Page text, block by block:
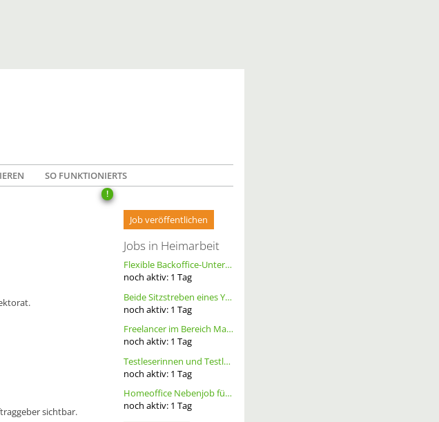
SO FUNKTIONIERTS
!
sichtbar.
Job veröffentlichen
Jobs in Heimarbeit
Flexible Backoffice-Unterstützung im Homeoffice (m/w/d)
noch aktiv: 1 Tag
Beide Sitzstreben eines YT Capra cf pro race ersetzen, Größe S, Carbon, Schwarz
noch aktiv: 1 Tag
Freelancer im Bereich Marketing
noch aktiv: 1 Tag
Testleserinnen und Testleser für neues Buch gesucht
noch aktiv: 1 Tag
Homeoffice Nebenjob für Datenerfassung & Terminmanagement – 100 % Remote als Freelancer m/w/d
noch aktiv: 1 Tag